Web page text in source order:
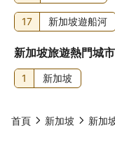
17 新加坡遊船河
新加坡旅遊熱門城市
1 新加坡
首頁 新加坡 新加